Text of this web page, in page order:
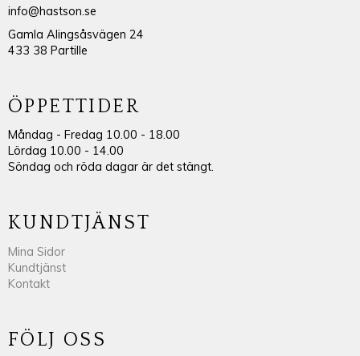
info@hastson.se
Gamla Alingsåsvägen 24
433 38 Partille
ÖPPETTIDER
Måndag - Fredag 10.00 - 18.00
Lördag 10.00 - 14.00
Söndag och röda dagar är det stängt.
KUNDTJÄNST
Mina Sidor
Kundtjänst
Kontakt
FÖLJ OSS